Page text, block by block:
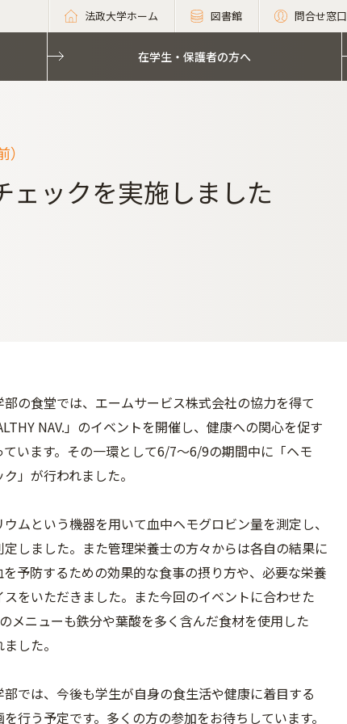
法政大学ホーム 図書館 問合せ窓口
在学生・保護者の方へ
ェックを実施しました
の食堂では、エームサービス株式会社の協力を得て
NAV.」のイベントを開催し、健康への関心を促す
います。その一環として6/7～6/9の期間中に「ヘモ
」が行われました。
ムという機器を用いて血中ヘモグロビン量を測定し、
しました。また管理栄養士の方々からは各自の結果に
予防するための効果的な食事の摂り方や、必要な栄養
をいただきました。また今回のイベントに合わせた
メニューも鉄分や葉酸を多く含んだ食材を使用した
した。
では、今後も学生が自身の食生活や健康に着目する
行う予定です。多くの方の参加をお待ちしています。